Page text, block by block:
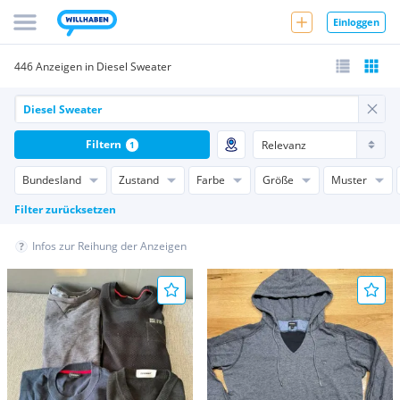
Einloggen
446 Anzeigen in Diesel Sweater
Bundesland Zustand Farbe Größe
Muster
Filter zurücksetzen
Filtern 1
Infos zur Reihung der Anzeigen